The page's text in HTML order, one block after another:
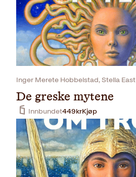
Inger Merete Hobbelstad, Stella East
De greske mytene
Innbundet449krKjøp